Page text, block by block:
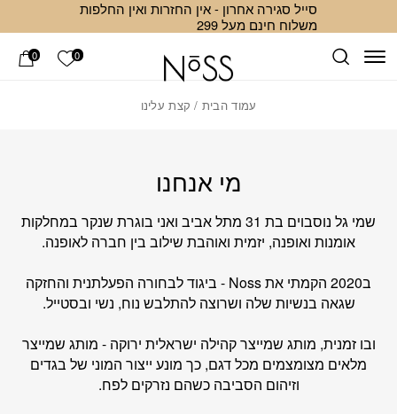
Skip to Contentסייל סגירה אחרון - אין החזרות ואין החלפות
משלוח חינם מעל 299
0 הרשימה
0
עמוד הבית / קצת עלינו
מי אנחנו
שמי גל נוסבוים בת 31 מתל אביב ואני בוגרת שנקר במחלקות
אומנות ואופנה, יזמית ואוהבת שילוב בין חברה לאופנה.
ב2020 הקמתי את Noss - ביגוד לבחורה הפעלתנית והחזקה
שגאה בנשיות שלה ושרוצה להתלבש נוח, נשי ובסטייל.
ובו זמנית, מותג שמייצר קהילה ישראלית ירוקה - מותג שמייצר
מלאים מצומצמים מכל דגם, כך מונע ייצור המוני של בגדים
וזיהום הסביבה כשהם נזרקים לפח.